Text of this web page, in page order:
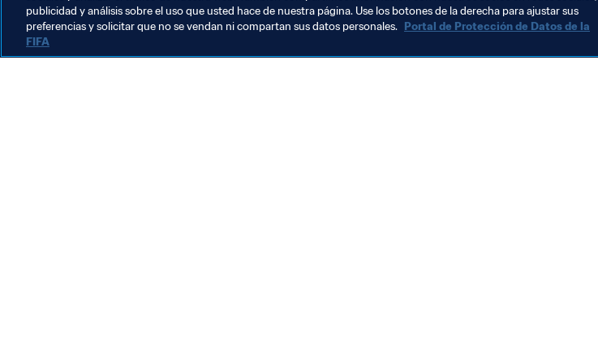
publicidad y análisis sobre el uso que usted hace de nuestra página. Use los botones de la derecha para ajustar sus
preferencias y solicitar que no se vendan ni compartan sus datos personales. Portal de Protección de Datos de la
FIFA